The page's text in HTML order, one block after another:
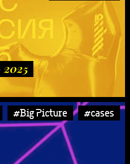
#Big Picture #cases